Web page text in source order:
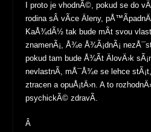
I proto je vhodnÃ©, pokud se do
rodina sÂ vÃ­ce Äleny,
KaÅ¾dÃ½ tak bude mÃ­t svou
znamenÃ¡, Å¾e Å¾Ã¡dnÃ¡
pokud tam bude Å¾Ã­t ÄlovÄ›k
nevlastnÃ­, mÅ¯Å¾e se lehce
ztracen a opuÅ¡tÄ›n. A to
psychickÃ© zdravÃ­.
Â